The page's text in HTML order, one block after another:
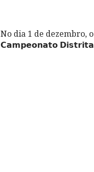
No dia 1 de dezembro,
𝗖𝗮𝗺𝗽𝗲𝗼𝗻𝗮𝘁𝗼